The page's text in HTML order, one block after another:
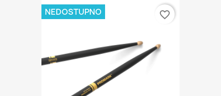
NEDOSTUPNO favorite_border